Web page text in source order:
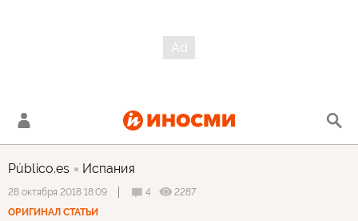
Público.es Испания
28 октября 2018 18:09 4
2287
ОРИГИНАЛ СТАТЬИ